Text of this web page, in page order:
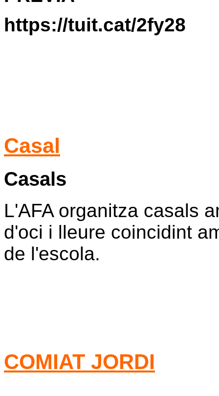
https://tuit.cat/2fy28
Casal
Casals
L'AFA organitza casals
d'oci i lleure coincidint
de l'escola.
COMIAT JORDI